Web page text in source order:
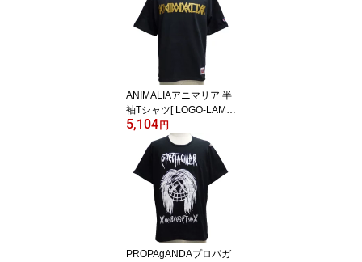
ANIMALIAアニマリア 半
袖Tシャツ[ LOGO-LAME
]AN17U-TE01
5,104 円
PROPAgANDAプロパガ